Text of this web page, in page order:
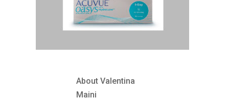
About Valentina
Maini